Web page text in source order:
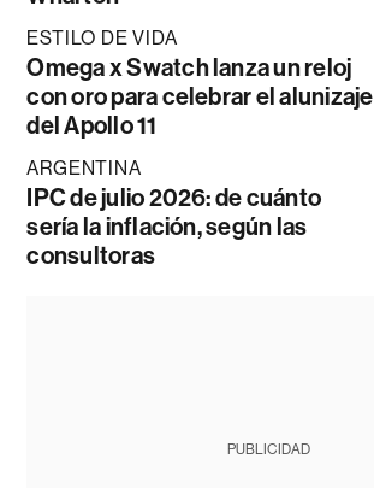
ESTILO DE VIDA
Omega x Swatch lanza un reloj
con oro para celebrar el alunizaje
del Apollo 11
ARGENTINA
IPC de julio 2026: de cuánto
sería la inflación, según las
consultoras
PUBLICIDAD